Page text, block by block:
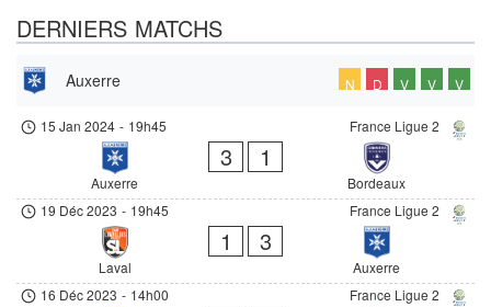
DERNIERS MATCHS
Auxerre N D V V V
France Ligue 2
15 Jan 2024 - 19h45
Auxerre
3 1
Bordeaux
France Ligue 2
19 Déc 2023 - 19h45
Laval
1 3
Auxerre
France Ligue 2
16 Déc 2023 - 14h00